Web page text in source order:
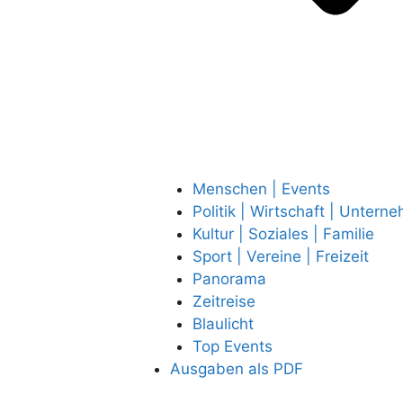
Menschen | Events
Politik | Wirtschaft |
Kultur | Soziales | Familie
Sport | Vereine | Freizeit
Panorama
Zeitreise
Blaulicht
Top Events
Ausgaben als PDF